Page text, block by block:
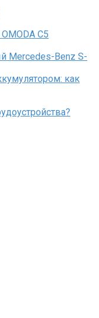
C5
Mercedes-Benz S-
как